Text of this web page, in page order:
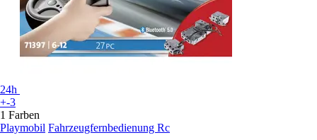
24h
+-3
1 Farben
Playmobil Fahrzeugfernbedienung Rc